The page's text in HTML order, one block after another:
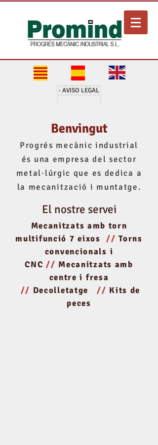
· AVISO LEGAL
Benvingut
Progrés mecànic industrial
és una empresa del sector
metal·lúrgic que es dedica a
la mecanització i muntatge.
El nostre servei
Mecanitzats amb torn
multifunció 7 eixos//Torns
convencionals i
CNC // Mecanitzats amb
centre i fresa
// Decolletatge// Kits de
peces